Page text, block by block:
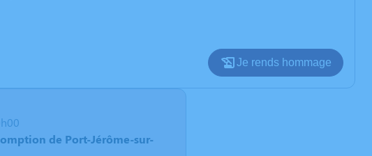
Je rends hommage
de Port-Jérôme-sur-